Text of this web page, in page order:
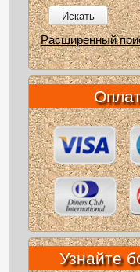
Искать
Расширенный
Узнайте